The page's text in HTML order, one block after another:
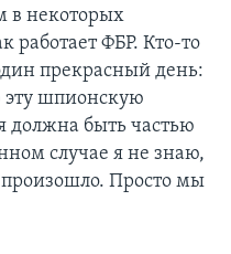
в некоторых
работает ФБР. Кто-то
прекрасный день:
эту шпионскую
должна быть частью
случае я не знаю,
произошло. Просто мы